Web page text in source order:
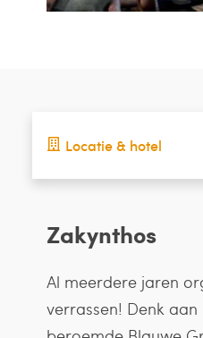
Locatie & hotel
Zakynthos
Al meerdere jaren
verrassen! Denk